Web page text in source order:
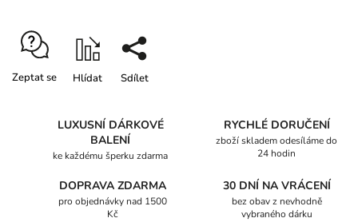
Zeptat se Hlídat Sdílet
LUXUSNÍ DÁRKOVÉ
BALENÍ
ke každému šperku zdarma
RYCHLÉ DORUČENÍ
zboží skladem odesíláme do
24 hodin
DOPRAVA ZDARMA
pro objednávky nad 1500
Kč
30 DNÍ NA VRÁCENÍ
bez obav z nevhodně
vybraného dárku